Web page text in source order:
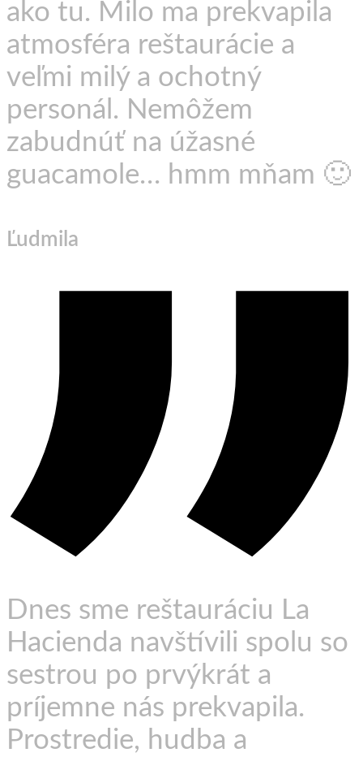
ako tu. Milo ma prekvapila
atmosféra reštaurácie a
veľmi milý a ochotný
personál. Nemôžem
zabudnúť na úžasné
guacamole… hmm mňam 🙂
Ľudmila
Dnes sme reštauráciu La
Hacienda navštívili spolu so
sestrou po prvýkrát a
príjemne nás prekvapila.
Prostredie, hudba a